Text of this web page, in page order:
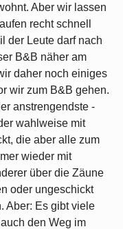
Aber wir lassen
recht schnell
der Leute darf nach
B&B näher am
daher noch einiges
wir zum B&B gehen.
anstrengendste -
wahlweise mit
die aber alle zum
wieder mit
über die Zäune
oder ungeschickt
Aber: Es gibt viele
den Weg im